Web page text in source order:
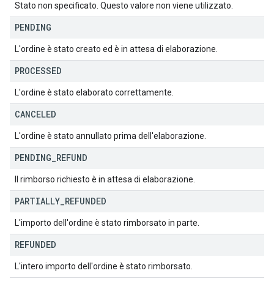
Stato non specificato. Questo valore non viene utilizzato.
PENDING
L'ordine è stato creato ed è in attesa di elaborazione.
PROCESSED
L'ordine è stato elaborato correttamente.
CANCELED
L'ordine è stato annullato prima dell'elaborazione.
PENDING REFUND
Il rimborso richiesto è in attesa di elaborazione.
PARTIALLY REFUNDED
L'importo dell'ordine è stato rimborsato in parte.
REFUNDED
L'intero importo dell'ordine è stato rimborsato.